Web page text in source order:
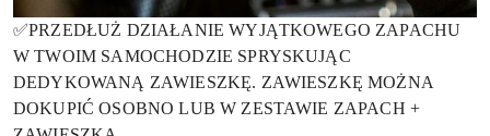
✅PRZEDŁUŻ DZIAŁANIE WYJĄTKOWEGO ZAPACHU
W TWOIM SAMOCHODZIE SPRYSKUJĄC
DEDYKOWANĄ ZAWIESZKĘ. ZAWIESZKĘ MOŻNA
DOKUPIĆ OSOBNO LUB W ZESTAWIE ZAPACH +